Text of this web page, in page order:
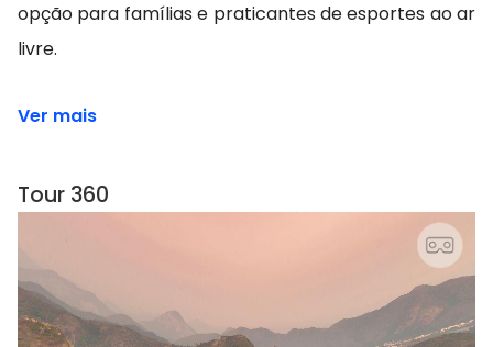
opção para famílias e praticantes de esportes ao ar
livre.
Ver mais
Tour 360